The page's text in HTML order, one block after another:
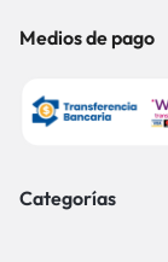
Medios de pago
Categorías